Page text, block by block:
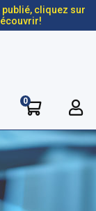
publié, cliquez sur
0